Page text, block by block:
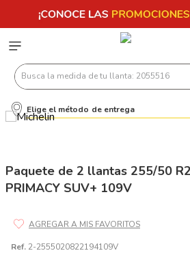
Busca la medida de tu llanta:
Elige el método de entrega
Paquete de 2 llantas 255/50
PRIMACY SUV+ 109V
Ref. 2-2555020822194109V
2